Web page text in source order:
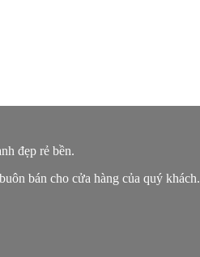
đẹp rẻ bền.
bán cho cửa hàng của quý khách.